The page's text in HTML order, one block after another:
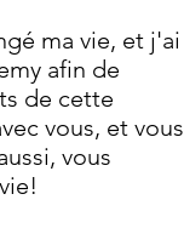
ma vie, et j'ai
afin de
de cette
vous, et vous
vous